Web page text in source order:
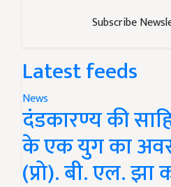
Subscribe
Latest feeds
News
दंडकारण्य की
के एक युग का
(प्रो). बी. एल. झा